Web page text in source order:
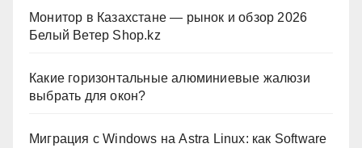
Монитор в Казахстане — рынок и обзор 2026
Белый Ветер Shop.kz
Какие горизонтальные алюминиевые жалюзи
выбрать для окон?
Миграция с Windows на Astra Linux: как Software